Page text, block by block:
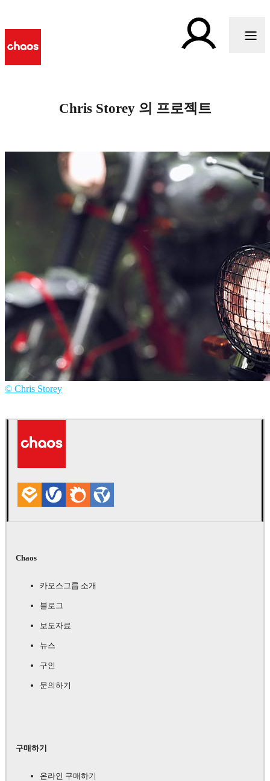
Chris Storey 의 프로젝트
© Chris Storey
Chaos
카오스그룹 소개
블로그
보도자료
뉴스
구인
문의하기
구매하기
온라인 구매하기